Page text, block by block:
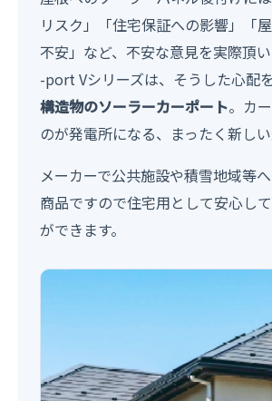
リスク」「住宅保証への影響」「
不安」など、不安な意見を実際頂
-port Vシリーズは、そうした心配
構造物のソーラーカーポート。カ
のが発電所になる、まったく新しい
メーカーで公共施設や積雪地域等
商品ですので住宅用として安心し
ができます。